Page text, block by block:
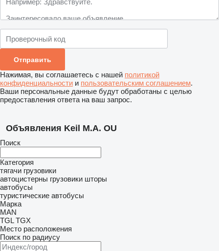
Нажимая, вы соглашаетесь с нашей политикой
конфиденциальности и пользовательским соглашением.
Ваши персональные данные будут обработаны с целью
предоставления ответа на ваш запрос.
Объявления Keil M.A. OU
Поиск
Категория
тягачи грузовики
автоцистерны грузовики шторы
автобусы
туристические автобусы
Марка
MAN
TGL TGX
Место расположения
Поиск по радиусу